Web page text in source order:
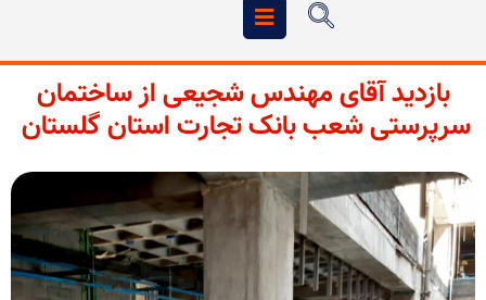
بازدید آقای مهندس شجیعی از ساختمان
سرپرستی شعب بانک تجارت استان گلستان